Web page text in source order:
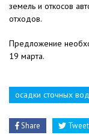
земель и откосов
отходов.
Предложение
19 марта.
осадки сточных вод
Share Tweet